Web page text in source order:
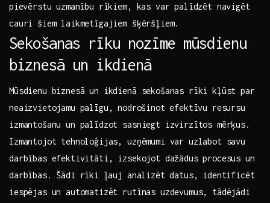
⁤pievērstu uzmanību rīkiem, kas var palīdzēt navigēt
cauri šiem laikmetīgajiem šķēršļiem.
Sekošanas rīku nozīme mūsdienu⁣
biznesā un ikdienā
Mūsdienu ‌biznesā un ikdienā sekošanas rīki kļūst par
neaizvietojamu palīgu,⁣ nodrošinot efektīvu resursu
izmantošanu un palīdzot sasniegt izvirzītos ​mērķus.
‍Izmantojot tehnoloģijas, uzņēmumi var uzlabot savu
darbības ‌efektivitāti, izsekojot dažādus procesus un
darbības.​ Šādi rīki ⁤ļauj analizēt datus, identificēt‌
iespējas un automatizēt rutīnas ‍uzdevumus,‌ tādējādi